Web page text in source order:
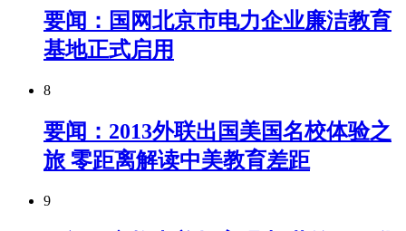
要闻：国网北京市电力企业廉洁教育
基地正式启用
8
要闻：2013外联出国美国名校体验之
旅 零距离解读中美教育差距
9